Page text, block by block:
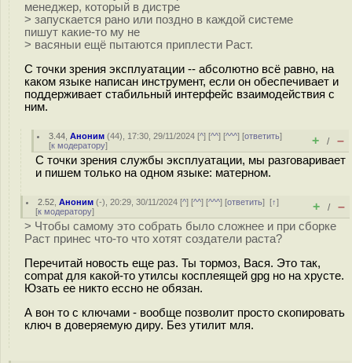
менеджер, который в дистре
> запускается рано или поздно в каждой системе
пишут какие-то му не
> васяныи ещё пытаются приплести Раст.
С точки зрения эксплуатации -- абсолютно всё равно, на
каком языке написан инструмент, если он обеспечивает и
поддерживает стабильный интерфейс взаимодействия с
ним.
3.44 ,Аноним (44), 17:30, 29/11/2024 [^] [^^] [^^^] [ответить]
[к модератору] + / –
С точки зрения службы эксплуатации, мы разговаривает
и пишем только на одном языке: матерном.
2.52 ,Аноним (-), 20:29, 30/11/2024 [^] [^^] [^^^] [ответить][↑]
[к модератору] + / –
> Чтобы самому это собрать было сложнее и при сборке
Раст принес что-то что хотят создатели раста?
Перечитай новость еще раз. Ты тормоз, Вася. Это так,
compat для какой-то утилсы косплеящей gpg но на хрусте.
Юзать ее никто ессно не обязан.
А вон то с ключами - вообще позволит просто скопировать
ключ в доверяемую диру. Без утилит мля.